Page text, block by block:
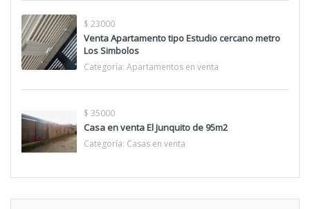
$ 23000
Venta Apartamento tipo Estudio cercano metro
Los Simbolos
Categoría: Apartamentos en venta
$ 35000
Casa en venta El Junquito de 95m2
Categoría: Casas en venta